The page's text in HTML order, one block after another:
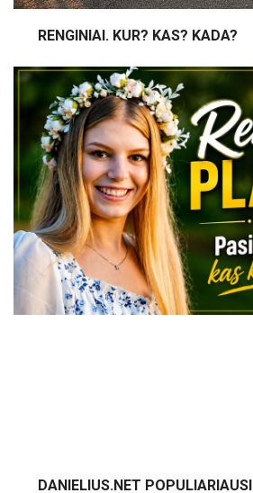
RENGINIAI. KUR? KAS? KADA?
DANIELIUS.NET POPULIARIAUSI